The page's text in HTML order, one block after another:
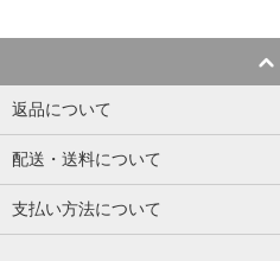
返品について
配送・送料について
支払い方法について